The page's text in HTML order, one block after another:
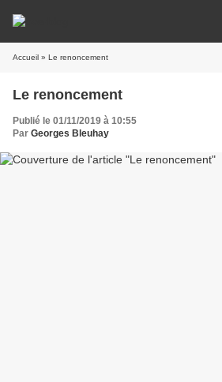
Accueil » Le renoncement
Le renoncement
Publié le 01/11/2019 à 10:55
Par Georges Bleuhay